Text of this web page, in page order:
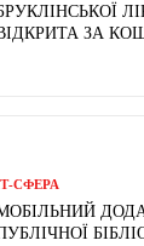
ЗА
СФЕРА